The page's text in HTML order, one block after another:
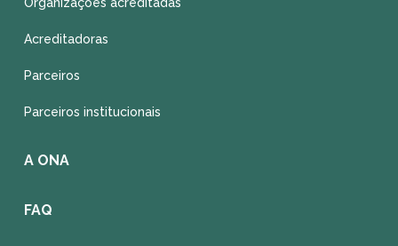
Acreditadoras
Parceiros
Parceiros institucionais
A ONA
FAQ